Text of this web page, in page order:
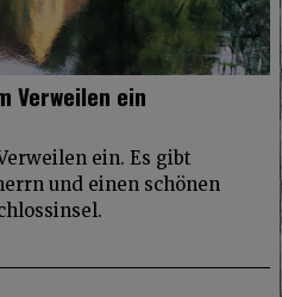
Verweilen ein
ein. Es gibt
und einen schönen